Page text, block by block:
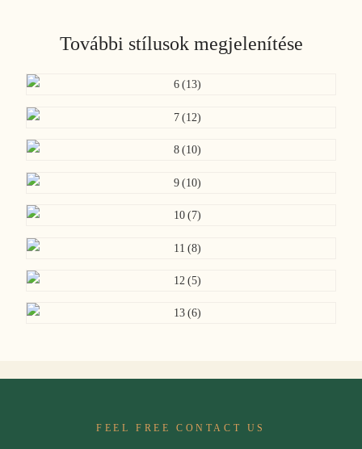
További stílusok megjelenítése
FEEL FREE CONTACT US